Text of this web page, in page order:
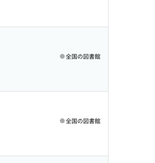
全国の図書館
全国の図書館